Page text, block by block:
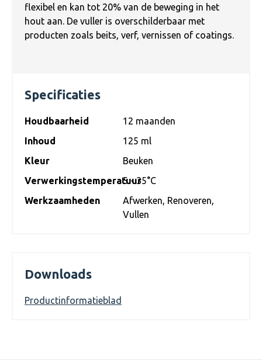
flexibel en kan tot 20% van de beweging in het
hout aan. De vuller is overschilderbaar met
producten zoals beits, verf, vernissen of coatings.
Specificaties
Houdbaarheid
12 maanden
Inhoud
125 ml
Kleur
Beuken
Verwerkingstemperatuur
5 - 35°C
Werkzaamheden
Afwerken, Renoveren,
Vullen
Downloads
Productinformatieblad